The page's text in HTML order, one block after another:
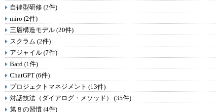
自律型研修 (2件)
miro (2件)
三層構造モデル (20件)
スクラム (2件)
アジャイル (7件)
Bard (1件)
ChatGPT (6件)
プロジェクトマネジメント (13件)
対話技法（ダイアログ・メソッド） (35件)
第８の習慣 (4件)